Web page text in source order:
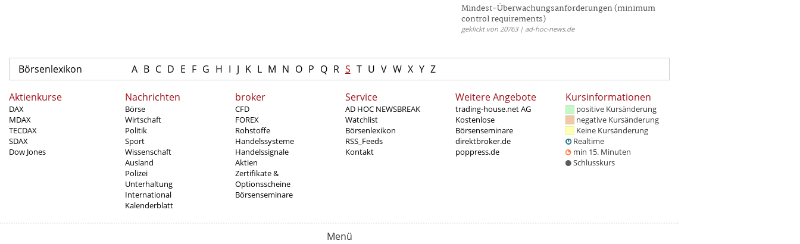
Mindest-Überwachungsanforderungen (minimum
control requirements)
geklickt von 20763 | ad-hoc-news.de
Börsenlexikon A B C D E F G H I J K L M N O P Q R S T U V W X Y Z
Aktienkurse
DAX
MDAX
TECDAX
SDAX
Dow Jones
Nachrichten
Börse
Wirtschaft
Politik
Sport
Wissenschaft
Ausland
Polizei
Unterhaltung
International
Kalenderblatt
broker
CFD
FOREX
Rohstoffe
Handelssysteme
Handelssignale
Aktien
Zertifikate &
Optionsscheine
Börsenseminare
Service
AD HOC NEWSBREAK
Watchlist
Börsenlexikon
RSS_Feeds
Kontakt
Weitere Angebote
trading-house.net AG
Kostenlose
Börsenseminare
direktbroker.de
poppress.de
Kursinformationen
positive Kursänderung
negative Kursänderung
Keine Kursänderung
Realtime
min 15. Minuten
Schlusskurs
Menü